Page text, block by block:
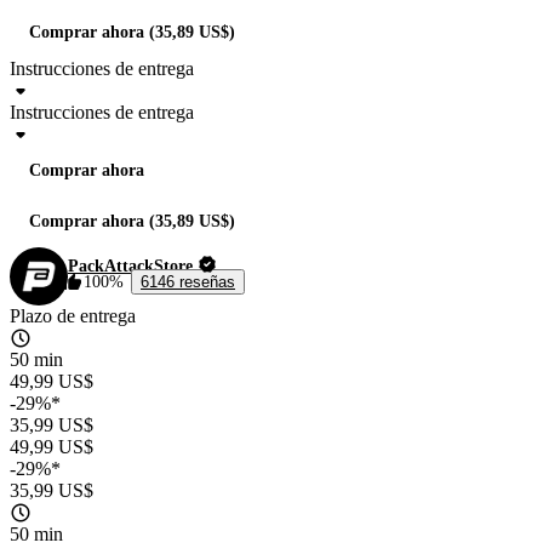
Comprar ahora (35,89 US$)
Instrucciones de entrega
Instrucciones de entrega
Comprar ahora
Comprar ahora (35,89 US$)
PackAttackStore
100%
6146 reseñas
Plazo de entrega
50 min
49,99 US$
-29%*
35,99 US$
49,99 US$
-29%*
35,99 US$
50 min